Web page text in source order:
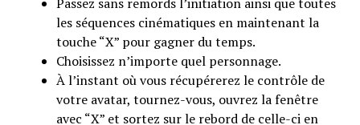
les séquences cinématiques en maintenant la
touche “X” pour gagner du temps.
Choisissez n’importe quel personnage.
À l’instant où vous récupérerez le contrôle de
votre avatar, tournez-vous, ouvrez la fenêtre
avec “X” et sortez sur le rebord de celle-ci en